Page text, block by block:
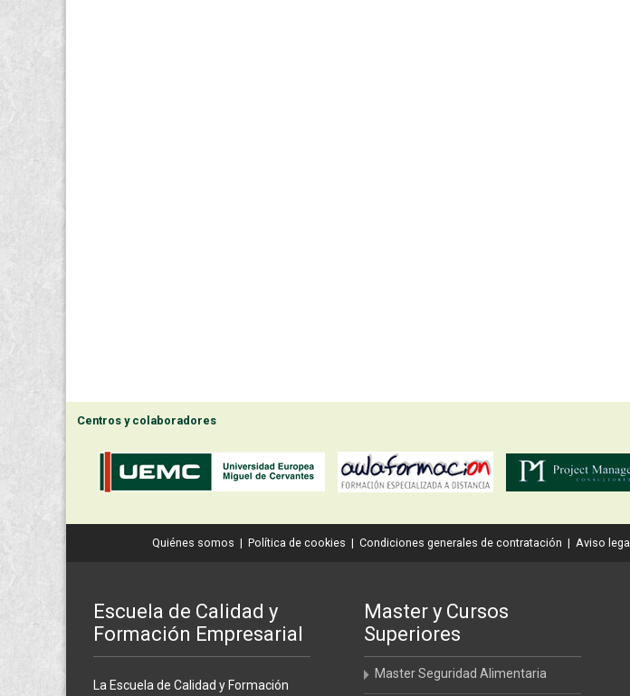
Centros y colaboradores
Quiénes somos | Política de cookies | Condiciones generales de contratación | Aviso legal
Escuela de Calidad y
Formación Empresarial
La Escuela de Calidad y Formación
Master y Cursos
Superiores
Master Seguridad Alimentaria